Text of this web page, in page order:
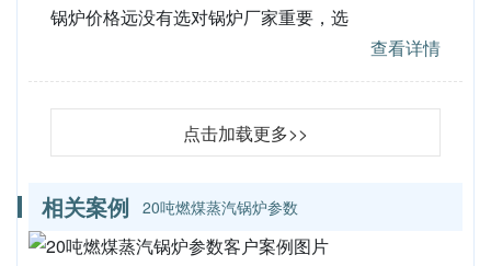
锅炉价格远没有选对锅炉厂家重要，选
查看详情
点击加载更多>>
相关案例 20吨燃煤蒸汽锅炉参数